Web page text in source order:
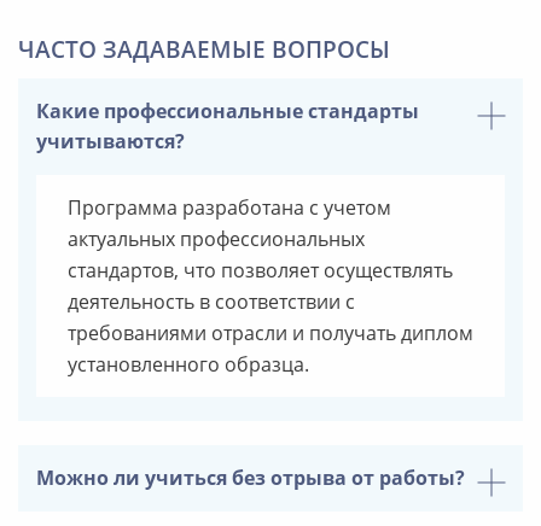
ЧАСТО ЗАДАВАЕМЫЕ ВОПРОСЫ
Какие профессиональные стандарты
учитываются?
Программа разработана с учетом
актуальных профессиональных
стандартов, что позволяет осуществлять
деятельность в соответствии с
требованиями отрасли и получать диплом
установленного образца.
Можно ли учиться без отрыва от работы?